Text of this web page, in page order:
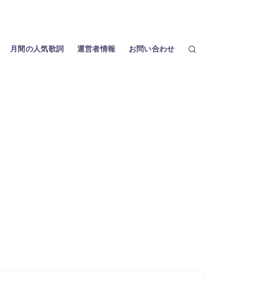
月間の人気歌詞 運営者情報 お問い合わせ